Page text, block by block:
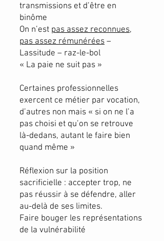
transmissions et d’être en
binôme
On n’est pas assez reconnues,
pas assez rémunérées –
Lassitude – raz-le-bol
« La paie ne suit pas »
Certaines professionnelles
exercent ce métier par vocation,
d’autres non mais « si on ne l’a
pas choisi et qu’on se retrouve
là-dedans, autant le faire bien
quand même »
Réflexion sur la position
sacrificielle : accepter trop, ne
pas réussir à se défendre, aller
au-delà de ses limites.
Faire bouger les représentations
de la vulnérabilité